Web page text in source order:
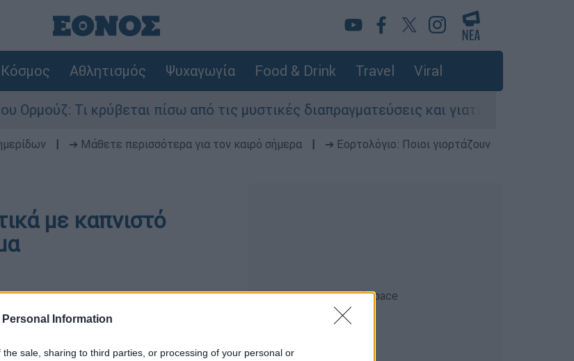
Information
the sale, sharing to third parties, or processing of your personal or
Κόσμος Αθλητισμός Ψυχαγωγία Food & Drink Travel Viral
Τι κρύβεται πίσω από τις μυστικές διαπραγματεύσεις και γιατί αντιδρούν οι ΗΠΑ
➔ Μάθετε περισσότερα για τον καιρό σήμερα
➔ Εορτολόγιο: Ποιοι γιορτάζουν
με καπνιστό
25'